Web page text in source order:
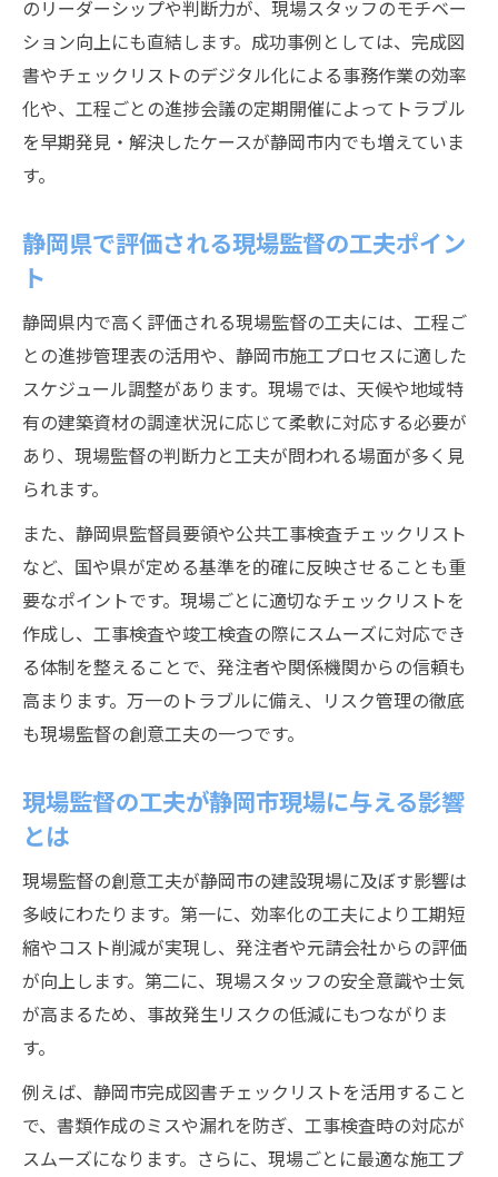
のリーダーシップや判断力が、現場スタッフのモチベー
ション向上にも直結します。成功事例としては、完成図
書やチェックリストのデジタル化による事務作業の効率
化や、工程ごとの進捗会議の定期開催によってトラブル
を早期発見・解決したケースが静岡市内でも増えていま
す。
静岡県で評価される現場監督の工夫ポイン
ト
静岡県内で高く評価される現場監督の工夫には、工程ご
との進捗管理表の活用や、静岡市施工プロセスに適した
スケジュール調整があります。現場では、天候や地域特
有の建築資材の調達状況に応じて柔軟に対応する必要が
あり、現場監督の判断力と工夫が問われる場面が多く見
られます。
また、静岡県監督員要領や公共工事検査チェックリスト
など、国や県が定める基準を的確に反映させることも重
要なポイントです。現場ごとに適切なチェックリストを
作成し、工事検査や竣工検査の際にスムーズに対応でき
る体制を整えることで、発注者や関係機関からの信頼も
高まります。万一のトラブルに備え、リスク管理の徹底
も現場監督の創意工夫の一つです。
現場監督の工夫が静岡市現場に与える影響
とは
現場監督の創意工夫が静岡市の建設現場に及ぼす影響は
多岐にわたります。第一に、効率化の工夫により工期短
縮やコスト削減が実現し、発注者や元請会社からの評価
が向上します。第二に、現場スタッフの安全意識や士気
が高まるため、事故発生リスクの低減にもつながりま
す。
例えば、静岡市完成図書チェックリストを活用すること
で、書類作成のミスや漏れを防ぎ、工事検査時の対応が
スムーズになります。さらに、現場ごとに最適な施工プ